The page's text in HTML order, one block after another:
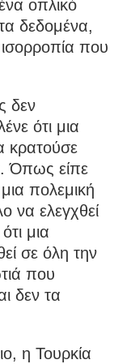
οπλικό
δεδομένα,
ισορροπία που
δεν
ότι μια
κρατούσε
Όπως είπε
πολεμική
να ελεγχθεί
μια
σε όλη την
που
δεν τα
η Τουρκία